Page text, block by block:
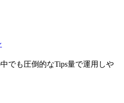
でも圧倒的なTips量で運用しや